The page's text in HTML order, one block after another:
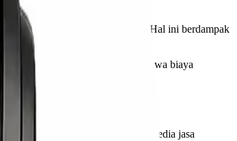
di daerah terpencil sekalipun. Hal ini berdampak
jasa cargo murah memastikan bahwa biaya
membangun reputasi sebagai penyedia jasa